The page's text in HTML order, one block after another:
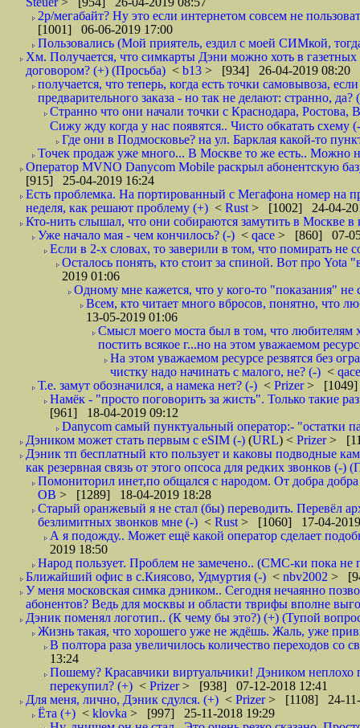
2р/мегабайт? Ну это если интернетом совсем не
[1001] 06-06-2019 17:00
Пользовались (Мой приятель, ездил с моей СИМкой,
Хм. Получается, что симкарты Дэни можно хоть в газетных
договором? (+) (Просьба) < b13 > [934] 26-04-2019 08:20
получается, что теперь, когда есть точки самовывоза,
предварительного заказа - но так не делают: странно, да?
Странно что они начали точки с Краснодара,
Сижу жду когда у нас появятся.. Чисто обкатать схему
Где они в Подмосковье? на ул. Барклая какой-то
Точек продаж уже много... В Москве то же есть.. Можно
Оператор MVNO Danycom Mobile раскрыл абонентскую
[915] 25-04-2019 16:24
Есть проблемка. На портированный с Мегафона номер на
неделя, как решают проблему (+) < Rust > [1002] 24-04-
Кто-нить слышал, что они собираются замутить в Москве в
Уже начало мая - чем кончилось? (-) < qace > [860] 07-
Если в 2-х словах, то заверили в том, что помирать не
Осталось понять, кто стоит за спиной. Вот про Yota
2019 01:06
Одному мне кажется, что у кого-то "показания" не
Всем, кто читает много вбросов, понятно, что
13-05-2019 01:06
Смысл моего моста был в том, что любителям
постить всякое г...но на этом уважаемом
На этом уважаемом ресурсе резвятся без
чистку надо начинать с малого, не? (-) <
Т.е. замут обозначился, а намека нет? (-) < Prizer> [1049]
Намёк - "просто поговорить за жисть". Только такие
[961] 18-04-2019 09:12
Danycom самый пунктуальный оператор:- "остатки
Дэником может стать первым с еSIM (-) (URL) < Prizer>
Дэник тп бесплатный кто пользует и каковы подводные
как резервная связь от этого опсоса для редких звонков (-)
Помониторил инет,по общался с народом. От добра
ОВ > [1289] 18-04-2019 18:28
Старый оранжевый я не стал (бы) переводить. Перевёл
безлимитных звонков мне (-) < Rust > [1060] 17-04-
А я подожду.. Может ещё какой оператор сделает
2019 18:50
Народ пользует. Проблем не замечено.. (СМС-ки пока
Ближайший офис в с.Киясово, Удмуртия (-) < nbv2002 >
У меня московская симка дэником.. Сегодня нечаянно
абонентов? Ведь для москвы и области тврифы вполне
Дэник поменял логотип.. (К чему бы это?) (+) (Тупой
Жизнь такая, что хорошего уже не ждёшь. Жаль, уже
В полтора раза увеличилось количество переходов
13:24
Пошему? Красавчики виртуальчики! Дэником
перекупил? (+) < Prizer> [938] 07-12-2018 12:41
Для меня, лично, Дэник сдулся. (+) < Prizer> [1108] 24-11-
Ёта (+) < klovka > [997] 25-11-2018 19:29